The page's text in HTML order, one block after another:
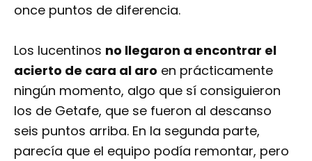
once puntos de diferencia.
Los lucentinos no llegaron a encontrar el
acierto de cara al aro en prácticamente
ningún momento, algo que sí consiguieron
los de Getafe, que se fueron al descanso
seis puntos arriba. En la segunda parte,
parecía que el equipo podía remontar, pero